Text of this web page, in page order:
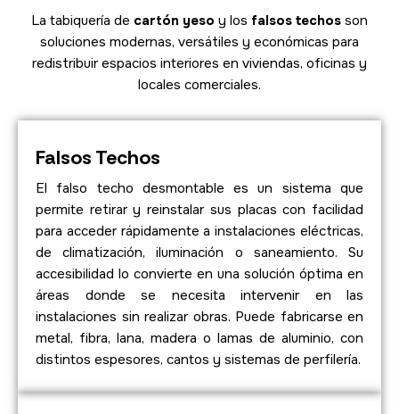
La tabiquería de cartón yeso y los falsos techos son
soluciones modernas, versátiles y económicas para
redistribuir espacios interiores en viviendas, oficinas y
locales comerciales.
Falsos Techos
El falso techo desmontable es un sistema que
permite retirar y reinstalar sus placas con facilidad
para acceder rápidamente a instalaciones eléctricas,
de climatización, iluminación o saneamiento. Su
accesibilidad lo convierte en una solución óptima en
áreas donde se necesita intervenir en las
instalaciones sin realizar obras. Puede fabricarse en
metal, fibra, lana, madera o lamas de aluminio, con
distintos espesores, cantos y sistemas de perfilería.